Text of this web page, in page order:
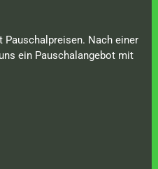
Nach einer
ein Pauschalangebot mit